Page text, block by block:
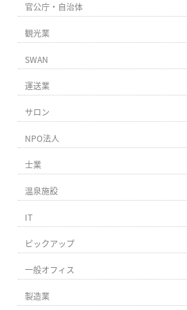
官公庁・自治体
観光業
SWAN
運送業
サロン
NPO法人
士業
温泉施設
IT
ピックアップ
一般オフィス
製造業